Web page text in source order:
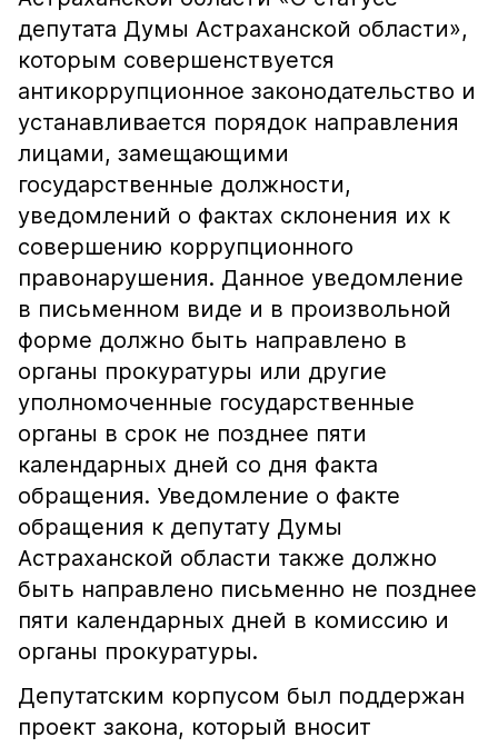
депутата Думы Астраханской области»,
которым совершенствуется
антикоррупционное законодательство и
устанавливается порядок направления
лицами, замещающими
государственные должности,
уведомлений о фактах склонения их к
совершению коррупционного
правонарушения. Данное уведомление
в письменном виде и в произвольной
форме должно быть направлено в
органы прокуратуры или другие
уполномоченные государственные
органы в срок не позднее пяти
календарных дней со дня факта
обращения. Уведомление о факте
обращения к депутату Думы
Астраханской области также должно
быть направлено письменно не позднее
пяти календарных дней в комиссию и
органы прокуратуры.
Депутатским корпусом был поддержан
проект закона, который вносит